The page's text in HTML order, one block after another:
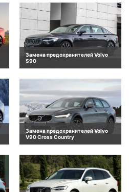
Замена предохранителей Volvo
S90
Замена предохранителей Volvo
V90 Cross Country